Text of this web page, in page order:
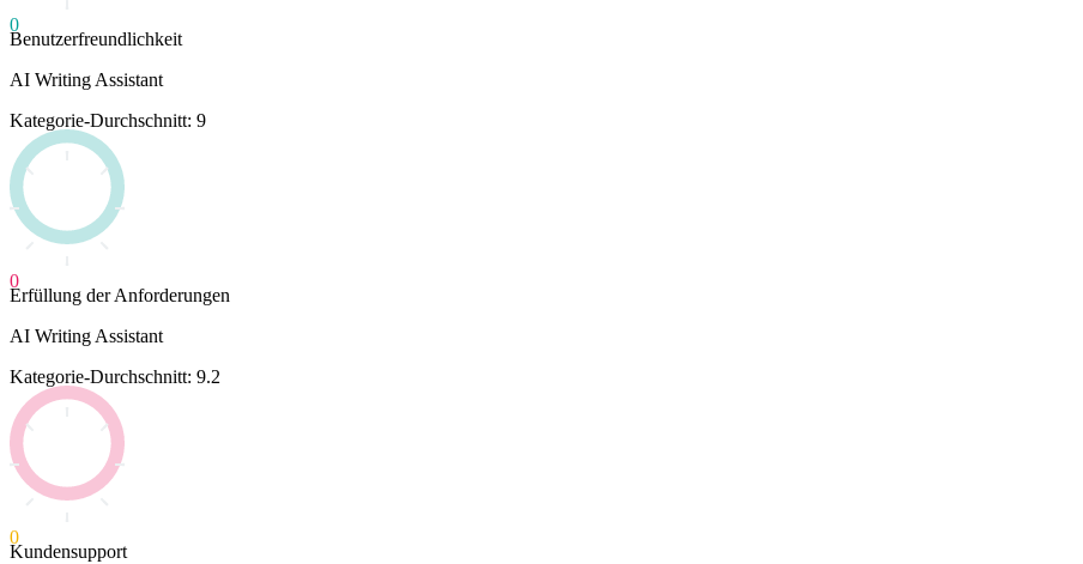
0
Benutzerfreundlichkeit
AI Writing Assistant
Kategorie-Durchschnitt: 9
0
Erfüllung der Anforderungen
AI Writing Assistant
Kategorie-Durchschnitt: 9.2
0
Kundensupport